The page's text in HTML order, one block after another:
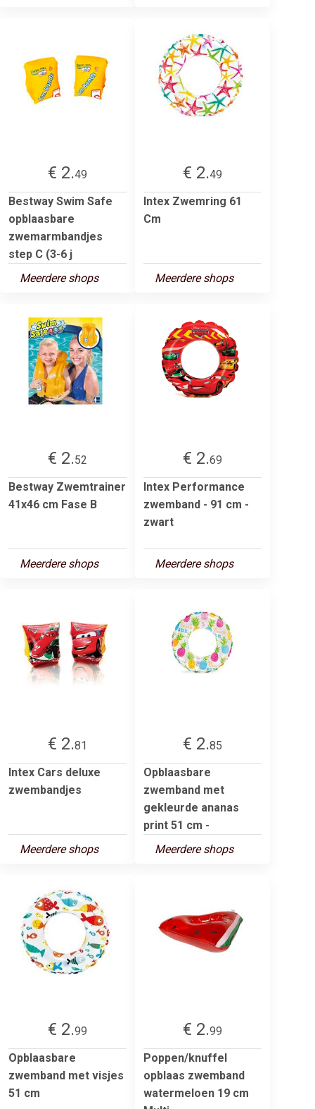
€ 2.49
Bestway Swim Safe
opblaasbare
zwemarmbandjes
step C (3-6 j
Meerdere shops
€ 2.49
Intex Zwemring 61
Cm
Meerdere shops
€ 2.52
Bestway Zwemtrainer
41x46 cm Fase B
Meerdere shops
€ 2.69
Intex Performance
zwemband - 91 cm -
zwart
Meerdere shops
€ 2.81
Intex Cars deluxe
zwembandjes
Meerdere shops
€ 2.85
Opblaasbare
zwemband met
gekleurde ananas
print 51 cm -
Meerdere shops
€ 2.99
Opblaasbare
zwemband met visjes
51 cm
€ 2.99
Poppen/knuffel
opblaas zwemband
watermeloen 19 cm